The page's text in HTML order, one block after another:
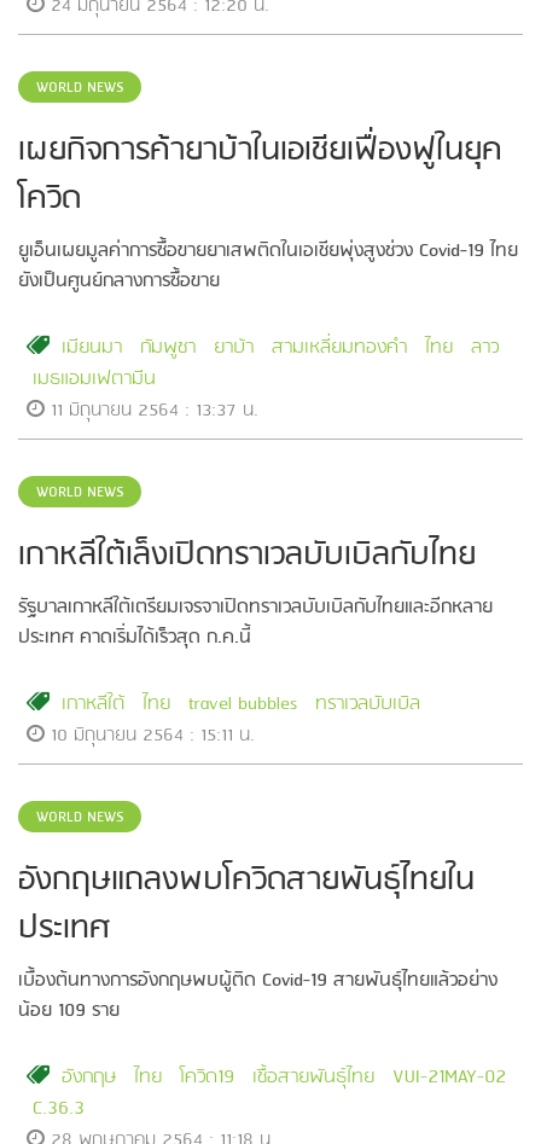
24 มิถุนายน 2564 : 12:20 น.
WORLD NEWS
เผยกิจการค้ายาบ้าในเอเชียเฟื่องฟูในยุค
โควิด
ยูเอ็นเผยมูลค่าการซื้อขายยาเสพติดในเอเชียพุ่งสูงช่วง Covid-19 ไทย
ยังเป็นศูนย์กลางการซื้อขาย
เมียนมา กัมพูชา ยาบ้า สามเหลี่ยมทองคำ ไทย ลาว
เมธแอมเฟตามีน
11 มิถุนายน 2564 : 13:37 น.
WORLD NEWS
เกาหลีใต้เล็งเปิดทราเวลบับเบิลกับไทย
รัฐบาลเกาหลีใต้เตรียมเจรจาเปิดทราเวลบับเบิลกับไทยและอีกหลาย
ประเทศ คาดเริ่มได้เร็วสุด ก.ค.นี้
เกาหลีใต้ ไทย travel bubbles ทราเวลบับเบิล
10 มิถุนายน 2564 : 15:11 น.
WORLD NEWS
อังกฤษแถลงพบโควิดสายพันธุ์ไทยใน
ประเทศ
เบื้องต้นทางการอังกฤษพบผู้ติด Covid-19 สายพันธุ์ไทยแล้วอย่าง
น้อย 109 ราย
อังกฤษ ไทย โควิด19 เชื้อสายพันธุ์ไทย
VUI-21MAY-02
C.36.3